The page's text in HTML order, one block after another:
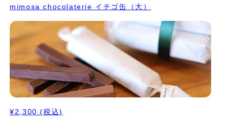
mimosa chocolaterie イチゴ缶（大）
¥2,300 (税込)